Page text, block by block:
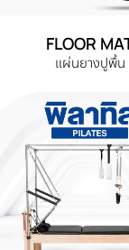
FLOOR
แผ่นยางปูพื้น